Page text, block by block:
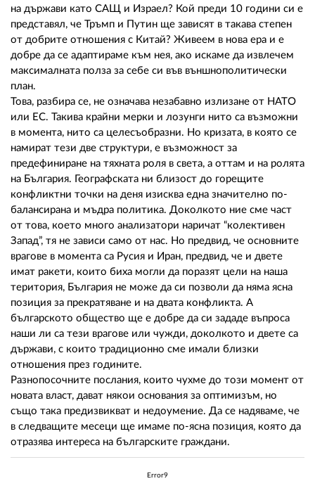
на държави като САЩ и Израел? Кой преди 10 години си е
представял, че Тръмп и Путин ще зависят в такава степен
от добрите отношения с Китай? Живеем в нова ера и е
добре да се адаптираме към нея, ако искаме да извлечем
максималната полза за себе си във външнополитически
план.
Това, разбира се, не означава незабавно излизане от НАТО
или ЕС. Такива крайни мерки и лозунги нито са възможни
в момента, нито са целесъобразни. Но кризата, в която се
намират тези две структури, е възможност за
предефиниране на тяхната роля в света, а оттам и на ролята
на България. Географската ни близост до горещите
конфликтни точки на деня изисква една значително по-
балансирана и мъдра политика. Доколкото ние сме част
от това, което много анализатори наричат “колективен
Запад”, тя не зависи само от нас. Но предвид, че основните
врагове в момента са Русия и Иран, предвид, че и двете
имат ракети, които биха могли да поразят цели на наша
територия, България не може да си позволи да няма ясна
позиция за прекратяване и на двата конфликта. А
българското общество ще е добре да си зададе въпроса
наши ли са тези врагове или чужди, доколкото и двете са
държави, с които традиционно сме имали близки
отношения през годините.
Разнопосочните послания, които чухме до този момент от
новата власт, дават някои основания за оптимизъм, но
също така предизвикват и недоумение. Да се надяваме, че
в следващите месеци ще имаме по-ясна позиция, която да
отразява интереса на българските граждани.
Error9